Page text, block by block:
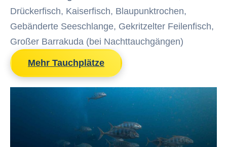
Drückerfisch, Kaiserfisch, Blaupunktrochen,
Gebänderte Seeschlange, Gekritzelter Feilenfisch,
Großer Barrakuda (bei Nachttauchgängen)
Mehr Tauchplätze